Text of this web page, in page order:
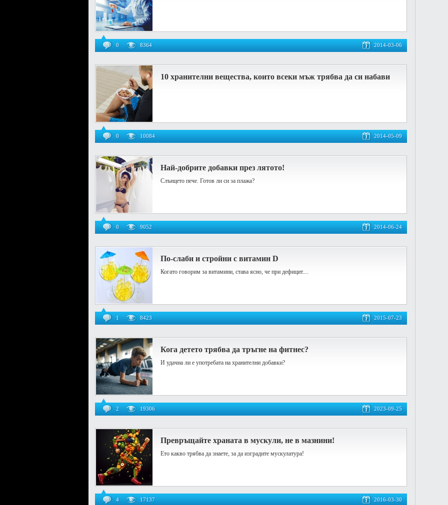
0 8364 2014-03-06
10 хранителни вещества, които всеки мъж трябва да си набави
0 10084 2014-05-09
Най-добрите добавки през лятото!
Слънцето пече. Готов ли си за плажа?
0 9052 2014-06-24
По-слаби и стройни с витамин D
Когато говорим за витамини, става ясно, че при дефицит....
1 8423 2015-07-23
Кога детето трябва да тръгне на фитнес?
И удачна ли е употребата на хранителни добавки?
2 19306 2023-09-25
Превръщайте храната в мускули, не в мазнини!
Ето какво трябва да знаете, за да изградите мускулатура!
4 17137 2016-03-30